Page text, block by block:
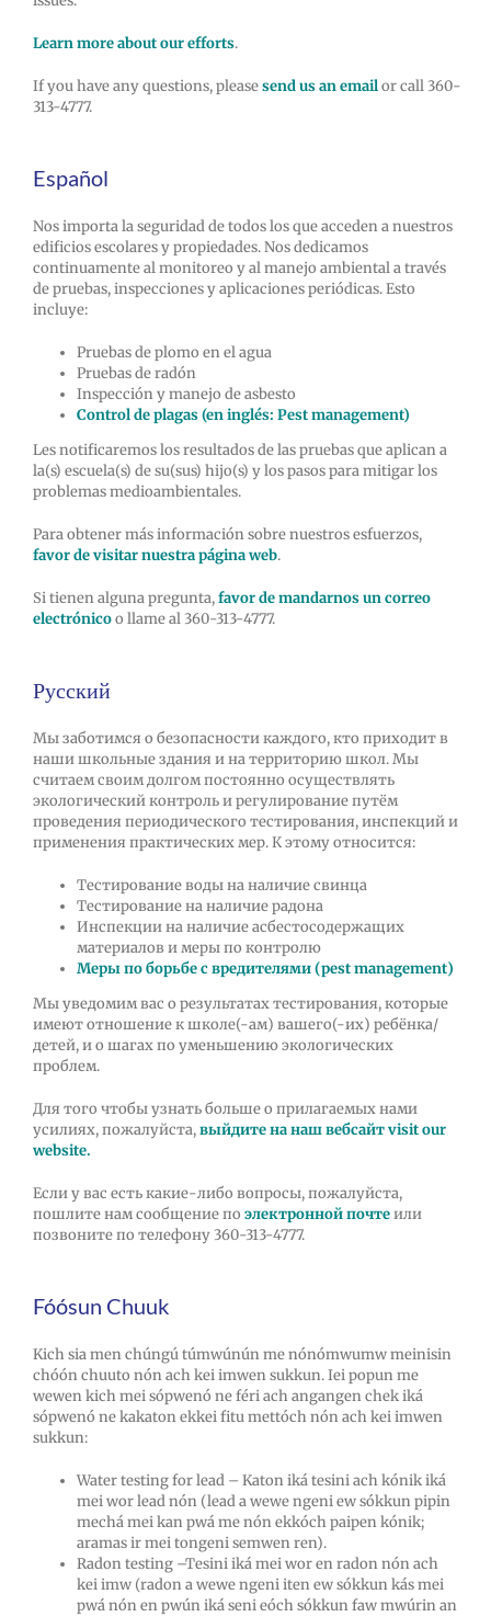
Learn more about our efforts.
If you have any questions, pleasesend us an emailor call 360-
313-4777.
Español
Nos importa la seguridad de todos los que acceden a nuestros
edificios escolares y propiedades. Nos dedicamos
continuamente al monitoreo y al manejo ambiental a través
de pruebas, inspecciones y aplicaciones periódicas. Esto
incluye:
Pruebas de plomo en el agua
Pruebas de radón
Inspección y manejo de asbesto
Control de plagas (en inglés: Pest management)
Les notificaremos los resultados de las pruebas que aplican a
la(s) escuela(s) de su(sus) hijo(s) y los pasos para mitigar los
problemas medioambientales.
Para obtener más información sobre nuestros esfuerzos,
favor de visitar nuestra página web.
Si tienen alguna pregunta,favor de mandarnos un correo
electrónicoo llame al 360-313-4777.
Русский
Мы заботимся о безопасности каждого, кто приходит в
наши школьные здания и на территорию школ. Мы
считаем своим долгом постоянно осуществлять
экологический контроль и регулирование путём
проведения периодического тестирования, инспекций и
применения практических мер. К этому относится:
Тестирование воды на наличие свинца
Тестирование на наличие радона
Инспекции на наличие асбестосодержащих
материалов и меры по контролю
Меры по борьбе с вредителями (pest management)
Мы уведомим вас о результатах тестирования, которые
имеют отношение к школе(-ам) вашего(-их) ребёнка/
детей, и о шагах по уменьшению экологических
проблем.
Для того чтобы узнать больше о прилагаемых нами
усилиях, пожалуйста,выйдите на наш вебсайт visit our
website.
Если у вас есть какие-либо вопросы, пожалуйста,
пошлите нам сообщение по электронной почтеили
позвоните по телефону 360-313-4777.
Fóósun Chuuk
Kich sia men chúngú túmwúnún me nónómwumw meinisin
chóón chuuto nón ach kei imwen sukkun. Iei popun me
wewen kich mei sópwenó ne féri ach angangen chek iká
sópwenó ne kakaton ekkei fitu mettóch nón ach kei imwen
sukkun:
Water testing for lead – Katon iká tesini ach kónik iká
mei wor lead nón (lead a wewe ngeni ew sókkun pipin
mechá mei kan pwá me nón ekkóch paipen kónik;
aramas ir mei tongeni semwen ren).
Radon testing –Tesini iká mei wor en radon nón ach
kei imw (radon a wewe ngeni iten ew sókkun kás mei
pwá nón en pwún iká seni eóch sókkun faw mwúrin an